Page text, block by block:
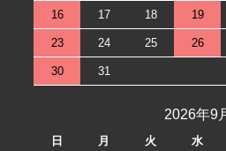
16 17 18 19
23 24 25 26
30 31
2026年9
日 月 火 水